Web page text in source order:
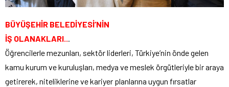
BÜYÜŞEHİR BELEDİYESİ’NİN
İŞ OLANAKLARI..
Öğrencilerle mezunları, sektör liderleri, Türkiye’nin önde gelen
kamu kurum ve kuruluşları, medya ve meslek örgütleriyle bir araya
getirerek, niteliklerine ve kariyer planlarına uygun fırsatlar